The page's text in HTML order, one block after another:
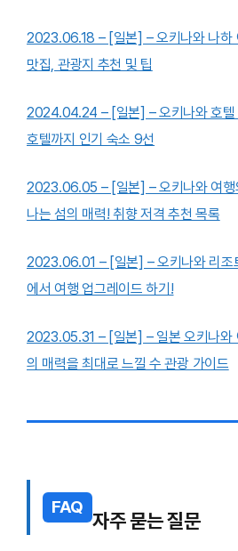
2023.06.18 – [일본] – 오키나와 나하
맛집, 관광지 추천 및 팁
2024.04.24 – [일본] – 오키나와 호텔
호텔까지 인기 숙소 9선
2023.06.05 – [일본] – 오키나와 여행
나는 섬의 매력! 취향 저격 추천 목록
2023.06.01 – [일본] – 오키나와 리조
에서 여행 업그레이드 하기!
2023.05.31 – [일본] – 일본 오키나와
의 매력을 최대로 느낄 수 관광 가이드
FAQ
자주 묻는 질문